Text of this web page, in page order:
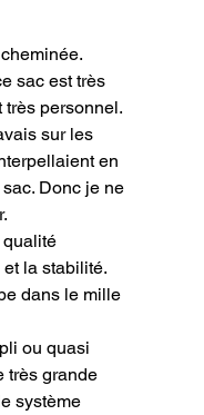
sac est très
très personnel.
sur les
en
Donc je ne
qualité
la stabilité.
dans le mille
ou quasi
très grande
système